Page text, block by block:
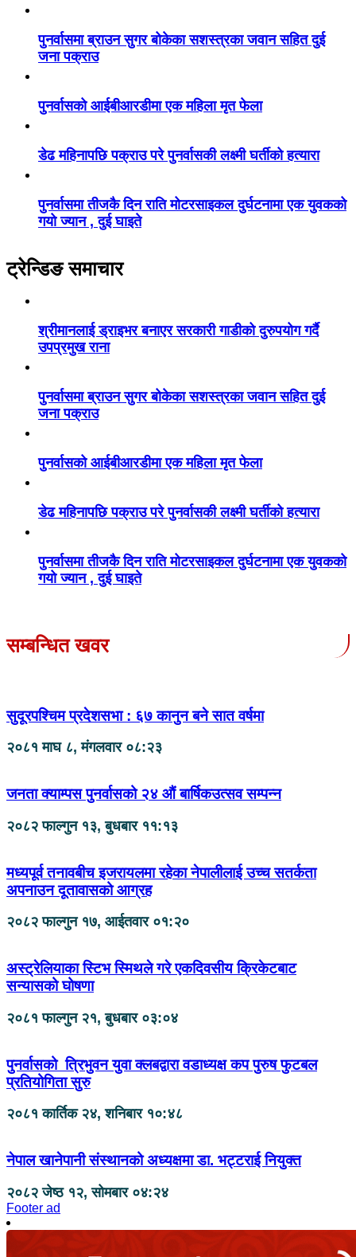
पुनर्वासमा ब्राउन सुगर बोकेका सशस्त्रका जवान सहित दुई
जना पक्राउ
पुनर्वासको आईबीआरडीमा एक महिला मृत फेला
डेढ महिनापछि पक्राउ परे पुनर्वासकी लक्ष्मी घर्तीको हत्यारा
पुनर्वासमा तीजकै दिन राति मोटरसाइकल दुर्घटनामा एक युवकको
गयो ज्यान , दुई घाइते
ट्रेन्डिङ समाचार
श्रीमानलाई ड्राइभर बनाएर सरकारी गाडीको दुरुपयोग गर्दै
उपप्रमुख राना
पुनर्वासमा ब्राउन सुगर बोकेका सशस्त्रका जवान सहित दुई
जना पक्राउ
पुनर्वासको आईबीआरडीमा एक महिला मृत फेला
डेढ महिनापछि पक्राउ परे पुनर्वासकी लक्ष्मी घर्तीको हत्यारा
पुनर्वासमा तीजकै दिन राति मोटरसाइकल दुर्घटनामा एक युवकको
गयो ज्यान , दुई घाइते
सम्बन्धित खवर
सुदूरपश्चिम प्रदेशसभा : ६७ कानुन बने सात वर्षमा
२०८१ माघ ८, मंगलवार ०८:२३
जनता क्याम्पस पुनर्वासको २४ औं बार्षिकउत्सव सम्पन्न
२०८२ फाल्गुन १३, बुधबार ११:१३
मध्यपूर्व तनावबीच इजरायलमा रहेका नेपालीलाई उच्च सतर्कता
अपनाउन दूतावासको आग्रह
२०८२ फाल्गुन १७, आईतवार ०१:२०
अस्ट्रेलियाका स्टिभ स्मिथले गरे एकदिवसीय क्रिकेटबाट
सन्यासको घोषणा
२०८१ फाल्गुन २१, बुधबार ०३:०४
पुनर्वासको त्रिभुवन युवा क्लबद्वारा वडाध्यक्ष कप पुरुष फुटबल
प्रतियोगिता सुरु
२०८१ कार्तिक २४, शनिबार १०:४८
नेपाल खानेपानी संस्थानको अध्यक्षमा डा. भट्टराई नियुक्त
२०८२ जेष्ठ १२, सोमबार ०४:२४
Footer ad